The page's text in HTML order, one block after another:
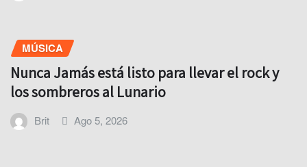
MÚSICA
Nunca Jamás está listo para llevar el rock y
los sombreros al Lunario
Brit Ago 5, 2026